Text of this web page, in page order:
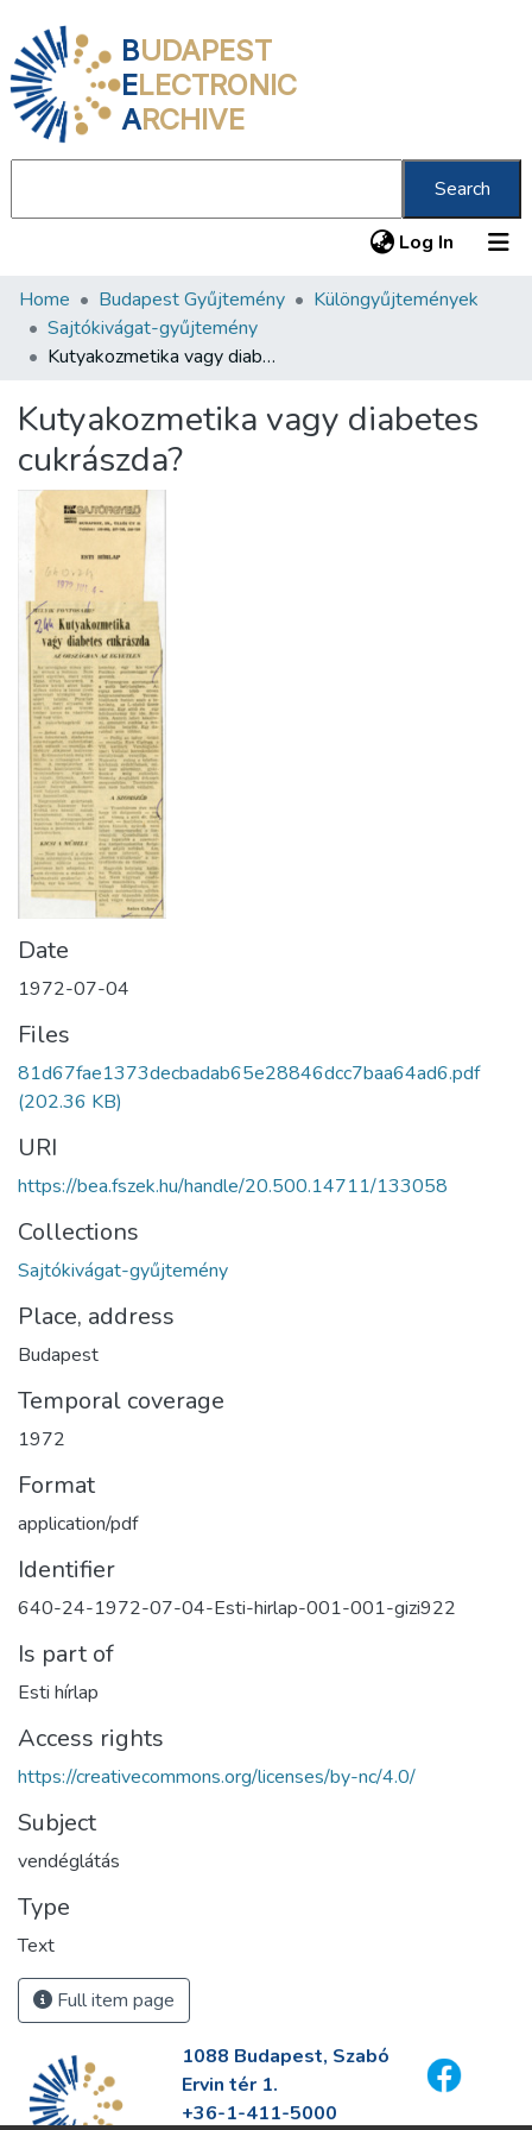
BUDAPEST
ELECTRONIC
ARCHIVE
Search
Log In (current)
Communities & Collections
All of DSpace
About us
Home Budapest Gyűjtemény
Különgyűjtemények
Sajtókivágat-gyűjtemény
Kutyakozmetika vagy diabetes cukrászda?
Kutyakozmetika vagy diabetes
cukrászda?
Date
1972-07-04
Files
81d67fae1373decbadab65e28846dcc7baa64ad6.pdf
(202.36 KB)
URI
https://bea.fszek.hu/handle/20.500.14711/133058
Collections
Sajtókivágat-gyűjtemény
Place, address
Budapest
Temporal coverage
1972
Format
application/pdf
Identifier
640-24-1972-07-04-Esti-hirlap-001-001-gizi922
Is part of
Esti hírlap
Access rights
https://creativecommons.org/licenses/by-nc/4.0/
Subject
vendéglátás
Type
Text
Full item page
1088 Budapest, Szabó
Ervin tér 1.
+36-1-411-5000